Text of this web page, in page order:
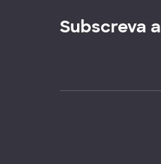
Subscreva